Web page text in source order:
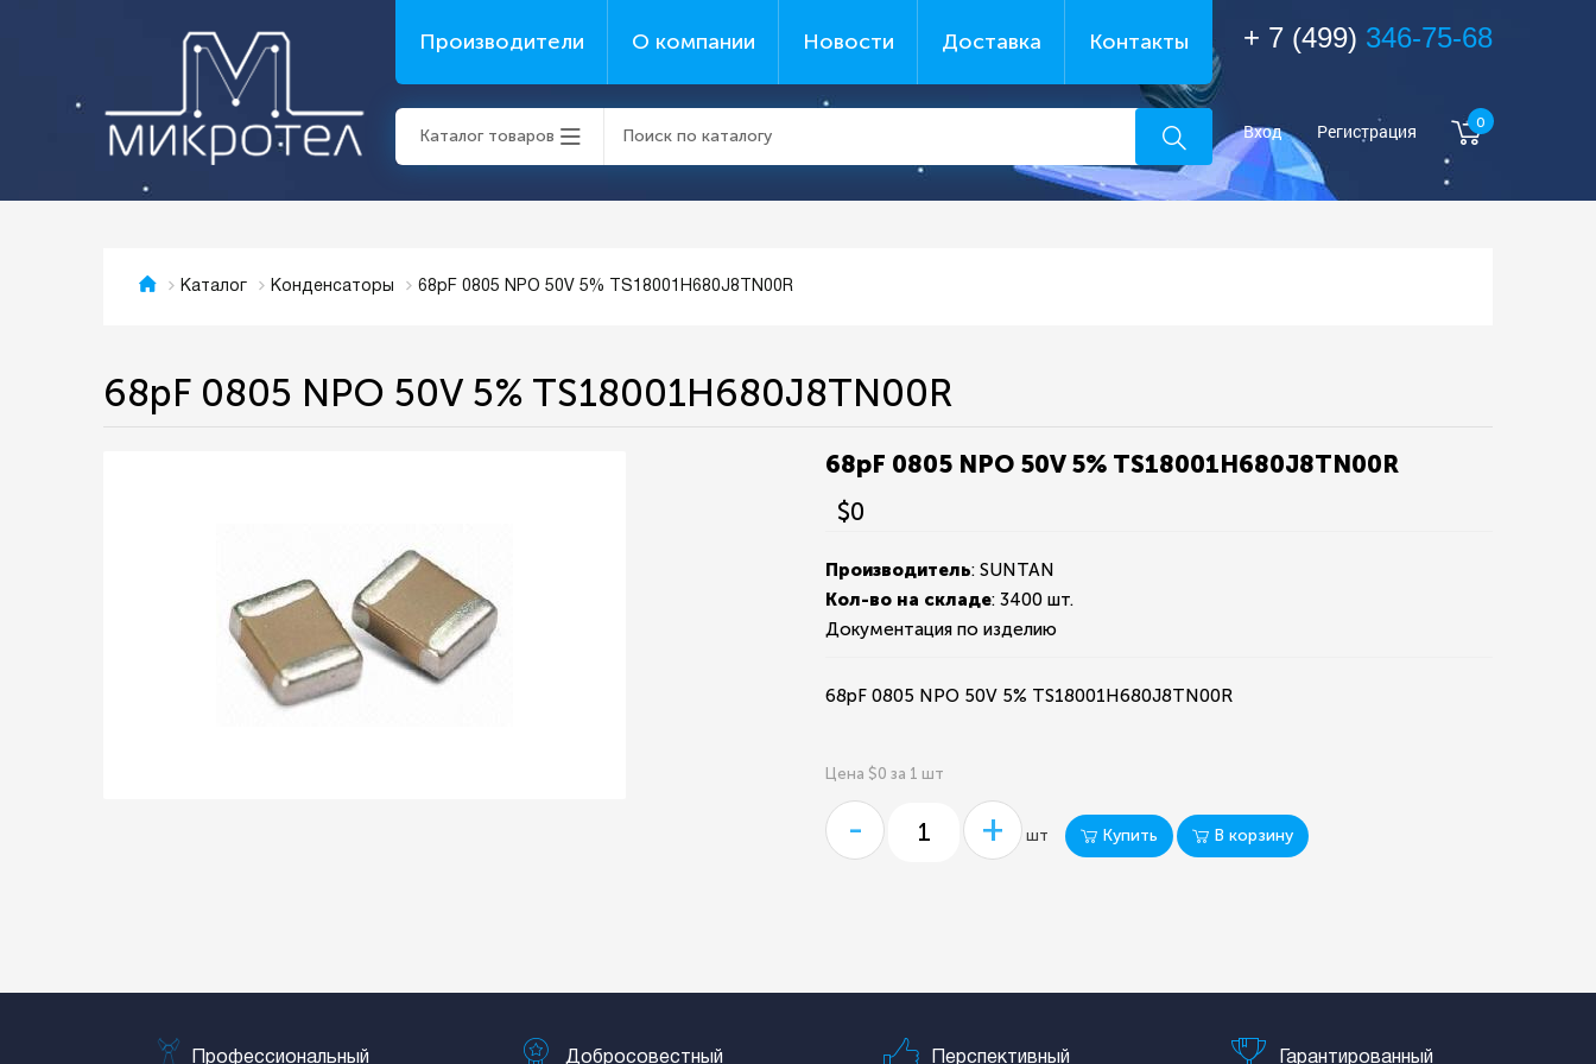
Производители О компании Новости Доставка Контакты
Каталог товаров
+ 7 (499) 346-75-68
Вход Регистрация 0
Каталог Конденсаторы 68pF 0805 NPO 50V 5% TS18001H680J8TN00R
68pF 0805 NPO 50V 5% TS18001H680J8TN00R
68pF 0805 NPO 50V 5% TS18001H680J8TN00R
$0
Производитель: SUNTAN
Кол-во на складе:3400 шт.
Документация по изделию
68pF 0805 NPO 50V 5% TS18001H680J8TN00R
Цена $0 за 1 шт
- + шт Купить В корзину
Профессиональный Добросовестный Перспективный Гарантированный